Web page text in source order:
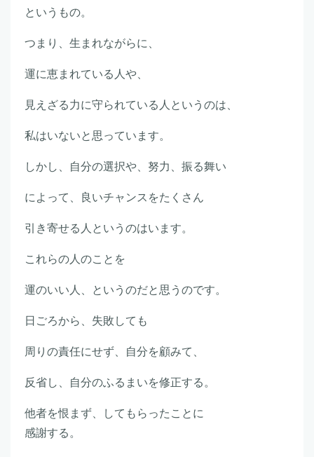
というもの。
つまり、生まれながらに、
運に恵まれている人や、
見えざる力に守られている人というのは、
私はいないと思っています。
しかし、自分の選択や、努力、振る舞い
によって、良いチャンスをたくさん
引き寄せる人というのはいます。
これらの人のことを
運のいい人、というのだと思うのです。
日ごろから、失敗しても
周りの責任にせず、自分を顧みて、
反省し、自分のふるまいを修正する。
他者を恨まず、してもらったことに
感謝する。